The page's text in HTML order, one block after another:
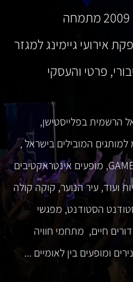
2009 מתמחה
אירועי גיימינג למגזר
פרטי והעסקי
הרשמית בפלייסטישן,
למותגים המובילים בישראל ,
פסטיבל GAMERZ, מופעים אינטראקטיבים
ועוד, עיר הנוער, קוקה קולה
סטודנט הסטודנט, מפגשי
חיים, מתחמי חוויה
ומופעים בין לאומיים ...